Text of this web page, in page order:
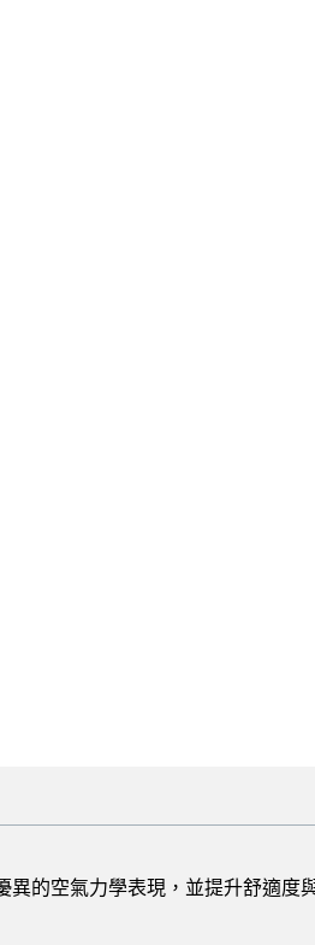
的空氣力學表現，並提升舒適度